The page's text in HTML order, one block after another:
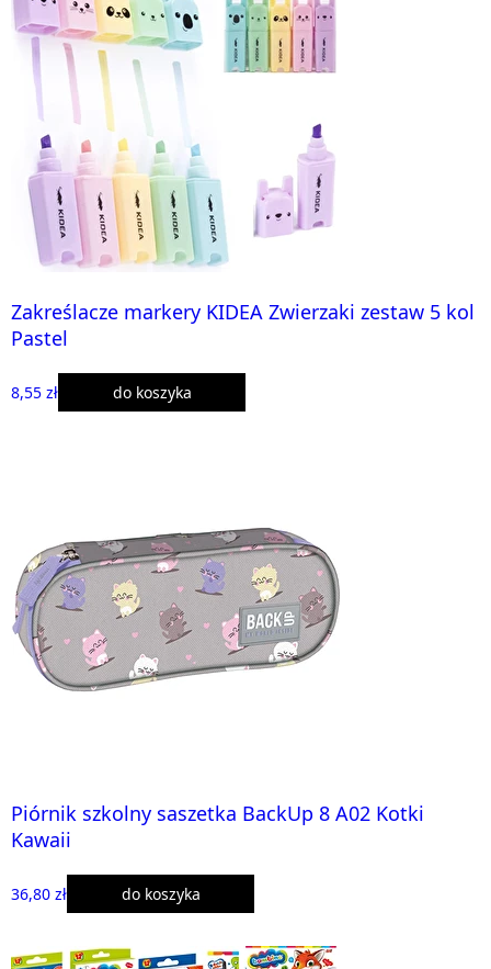
Zakreślacze markery KIDEA Zwierzaki zestaw 5 kol
Pastel
8,55 zł do koszyka
Piórnik szkolny saszetka BackUp 8 A02 Kotki
Kawaii
36,80 zł do koszyka